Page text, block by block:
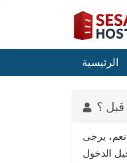
الرئيسية
؟
يرجى
الدخول